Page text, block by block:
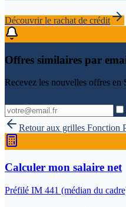
Découvrir le rachat de crédit
Offres similaires par
Recevez les nouvelles offres en
Retour aux grilles Fonction
Calculer mon salaire net
Préfilé IM 441 (médian du